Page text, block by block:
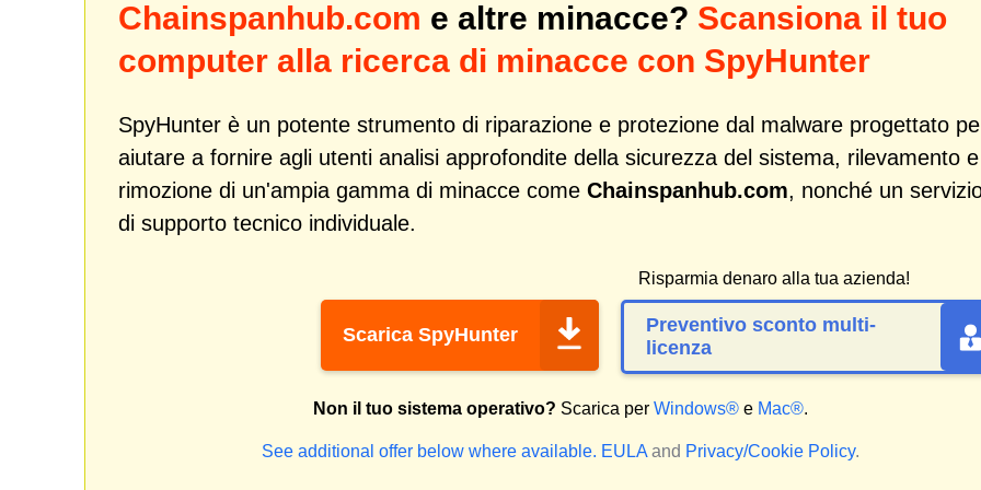
Chainspanhub.com e altre minacce? Scansiona il tuo
computer alla ricerca di minacce con SpyHunter
SpyHunter è un potente strumento di riparazione e protezione dal malware progettato
aiutare a fornire agli utenti analisi approfondite della sicurezza del sistema, rilevamento e
rimozione di un'ampia gamma di minacce come Chainspanhub.com, nonché un
di supporto tecnico individuale.
Scarica SpyHunter
Risparmia denaro alla tua azienda!
Preventivo sconto multi-
licenza
Non il tuo sistema operativo? Scarica per Windows® e Mac®.
See additional offer below where available. EULA and Privacy/Cookie Policy.